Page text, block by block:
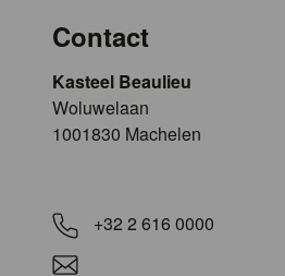
Contact
Kasteel Beaulieu
​​​Woluwelaan
1001830 Machelen
+32 2 616 0000